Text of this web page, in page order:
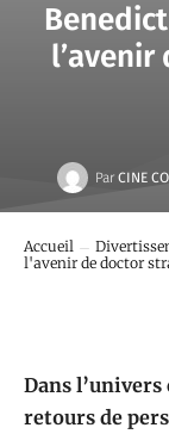
l’avenir
Par CINE
Accueil
l'avenir de doctor
Dans
retours de